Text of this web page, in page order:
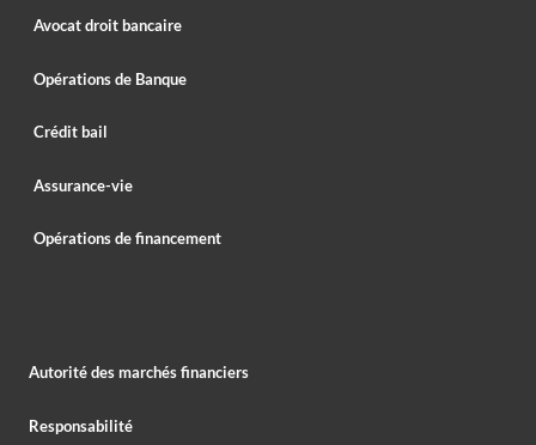
Avocat droit bancaire
Opérations de Banque
Crédit bail
Assurance-vie
Opérations de financement
Autorité des marchés financiers
Responsabilité